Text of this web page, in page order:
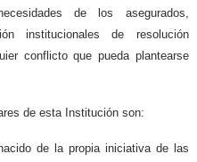
de los asegurados,
institucionales de resolución
conflicto que pueda plantearse
de esta Institución son:
de la propia iniciativa de las